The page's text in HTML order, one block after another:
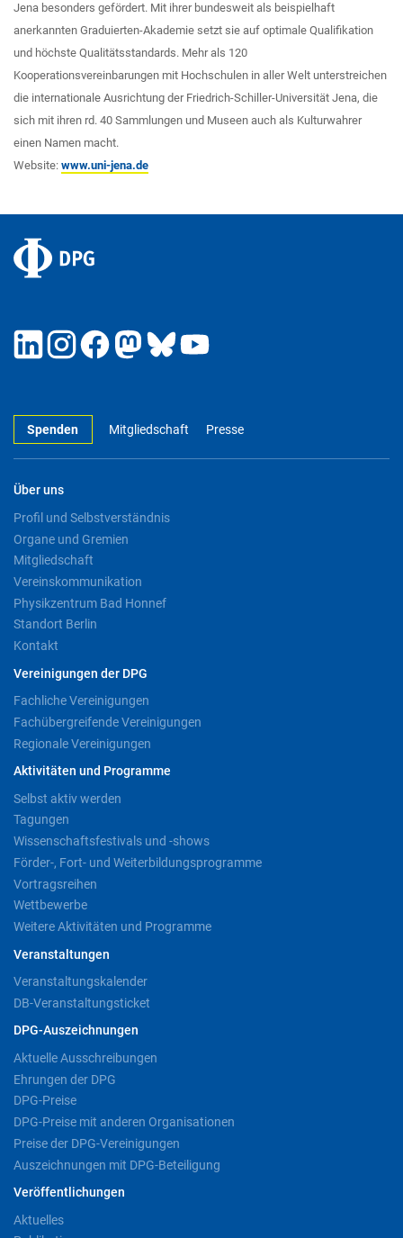
Jena besonders gefördert. Mit ihrer bundesweit als beispielhaft
anerkannten Graduierten-Akademie setzt sie auf optimale Qualifikation
und höchste Qualitätsstandards. Mehr als 120
Kooperationsvereinbarungen mit Hochschulen in aller Welt unterstreichen
die internationale Ausrichtung der Friedrich-Schiller-Universität Jena, die
sich mit ihren rd. 40 Sammlungen und Museen auch als Kulturwahrer
einen Namen macht.
Website: www.uni-jena.de
Spenden Mitgliedschaft Presse
Über uns
Profil und Selbstverständnis
Organe und Gremien
Mitgliedschaft
Vereinskommunikation
Physikzentrum Bad Honnef
Standort Berlin
Kontakt
Vereinigungen der DPG
Fachliche Vereinigungen
Fachübergreifende Vereinigungen
Regionale Vereinigungen
Aktivitäten und Programme
Selbst aktiv werden
Tagungen
Wissenschaftsfestivals und -shows
Förder-, Fort- und Weiterbildungsprogramme
Vortragsreihen
Wettbewerbe
Weitere Aktivitäten und Programme
Veranstaltungen
Veranstaltungskalender
DB-Veranstaltungsticket
DPG-Auszeichnungen
Aktuelle Ausschreibungen
Ehrungen der DPG
DPG-Preise
DPG-Preise mit anderen Organisationen
Preise der DPG-Vereinigungen
Auszeichnungen mit DPG-Beteiligung
Veröffentlichungen
Aktuelles